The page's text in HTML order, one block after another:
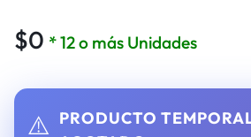
$0 * 12 o más Unidades
⚠️ PRODUCTO